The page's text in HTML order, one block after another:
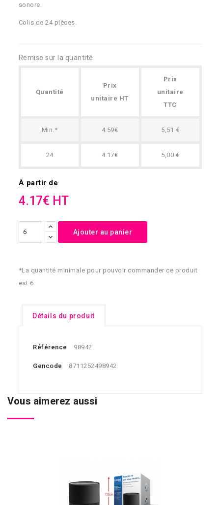
sonore.
Colis de 24 pièces.
Remise sur la quantité
Quantité
Prix
unitaire HT
Prix
unitaire
TTC
Min.* 4.59€ 5,51 €
24 4.17€ 5,00 €
À partir de
4.17€ HT
Ajouter au panier
*La quantité minimale pour pouvoir commander ce produit
est 6.
Détails du produit
Référence 98942
Gencode 8711252498942
Vous aimerez aussi